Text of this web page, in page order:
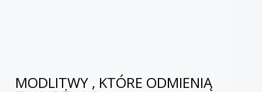
MODLITWY , KTÓRE ODMIENIĄ